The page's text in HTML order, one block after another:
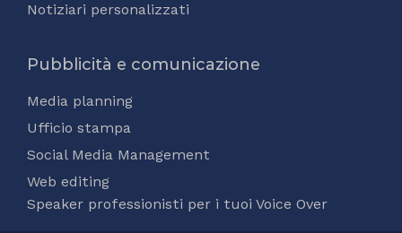
Notiziari personalizzati
Pubblicità e comunicazione
Media planning
Ufficio stampa
Social Media Management
Web editing
Speaker professionisti per i tuoi Voice Over